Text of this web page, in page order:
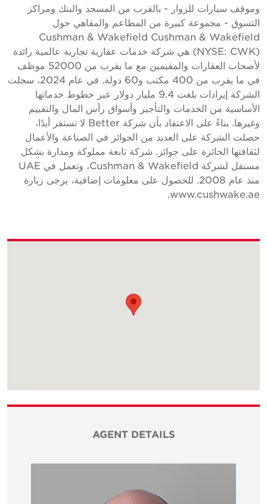
وموقف سيارات للزوار - بالقرب من المسجد والبنك ومراكز
التسوق - مجموعة كبيرة من المطاعم والمقاهي حول
Cushman & Wakefield Cushman & Wakefield
(NYSE: CWK) هي شركة خدمات عقارية تجارية عالمية رائدة
لأصحاب العقارات والمقيمين مع ما يقرب من 52000 موظف
في ما يقرب من 400 مكتب و60 دولة. في عام 2024، سجلت
الشركة إيرادات بلغت 9.4 مليار دولار عبر خطوط خدماتها
الأساسية من الخدمات والتأجير وأسواق رأس المال والتقييم
وغيرها. بناءً على الاعتقاد بأن شركة Better لا تستقر أبدًا،
حصلت الشركة على العديد من الجوائز في الصناعة والأعمال
لثقافتها الحائزة على جوائز. شركة تابعة مملوكة ومدارة بشكل
مستقل لشركة Cushman & Wakefield، وتعمل في UAE
منذ عام 2008. للحصول على معلومات إضافية، يرجى زيارة
www.cushwake.ae.
AGENT DETAILS